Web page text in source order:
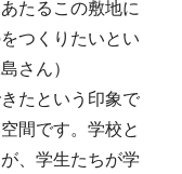
たるこの敷地に
つくりたいとい
さん）
たという印象で
間です。学校と
、学生たちが学